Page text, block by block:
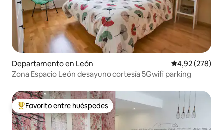
Departamento en León Calificación
4,92 (278)
Zona Espacio León desayuno cortesía 5Gwifi parking
Favorito entre los huéspedes más destacados
Favorito entre huéspedes